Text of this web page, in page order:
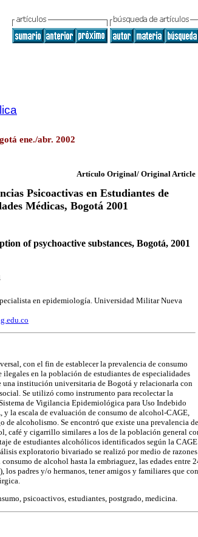
ene./abr. 2002
Artículo Original/ Original Article
Psicoactivas en Estudiantes de
Médicas, Bogotá 2001
of psychoactive substances, Bogotá, 2001
en epidemiología. Universidad Militar Nueva
con el fin de establecer la prevalencia de consumo
ilegales en la población de estudiantes de especialidades
una institución universitaria de Bogotá y relacionarla con
Se utilizó como instrumento para recolectar la
de Vigilancia Epidemiológica para Uso Indebido
y la escala de evaluación de consumo de alcohol-CAGE,
de alcoholismo. Se encontró que existe una prevalencia
café y cigarrillo similares a los de la población general
de estudiantes alcohólicos identificados según la
exploratorio bivariado se realizó por medio de
de alcohol hasta la embriaguez, las edades entre
los padres y/o hermanos, tener amigos y familiares que
psicoactivos, estudiantes, postgrado, medicina.